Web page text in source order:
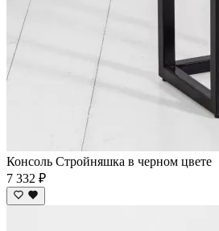
Консоль Стройняшка в черном цвете
7 332 ₽